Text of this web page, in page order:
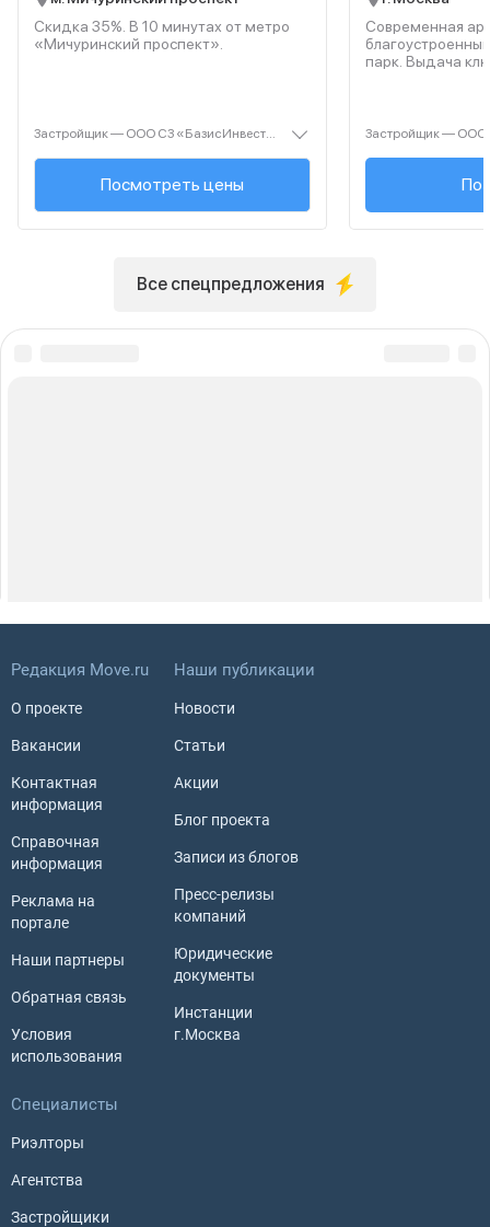
Скидка 35%. В 10 минутах от метро
«Мичуринский проспект».
Застройщик — ООО СЗ «БазисИнвест». Проектная декларация — наш.дом.рф. Акция до 31.08.2026. Не оферта. Подробности — level.ru
Посмотреть цены
Современная
парк. Выдача
+7
Все спецпредложения
Редакция Move.ru
О проекте
Вакансии
Контактная
информация
Справочная
информация
Реклама на
портале
Наши партнеры
Обратная связь
Условия
использования
Наши публикации
Новости
Статьи
Акции
Блог проекта
Записи из блогов
Пресс-релизы
компаний
Юридические
документы
Инстанции
г.Москва
Специалисты
Риэлторы
Агентства
Застройщики